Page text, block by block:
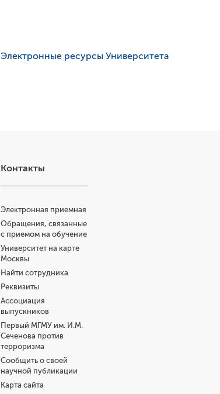
Электронные ресурсы Университета
Контакты
Электронная приемная
Обращения, связанные
с приемом на обучение
Университет на карте
Москвы
Найти сотрудника
Реквизиты
Ассоциация
выпускников
Первый МГМУ им. И.М.
Сеченова против
терроризма
Сообщить о своей
научной публикации
Карта сайта